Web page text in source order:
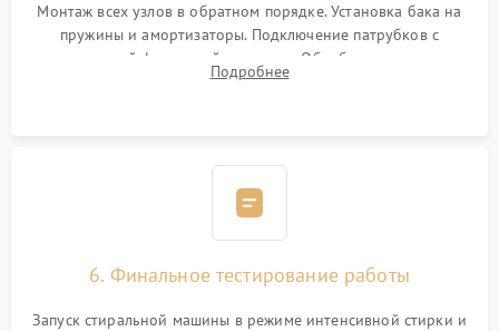
Монтаж всех узлов в обратном порядке. Установка бака на
пружины и амортизаторы. Подключение патрубков с
надежной фиксацией хомутами. Обработка стыков
герметиком для предотвращения возможных протечек воды.
Подробнее
6. Финальное тестирование работы
Запуск стиральной машины в режиме интенсивной стирки и